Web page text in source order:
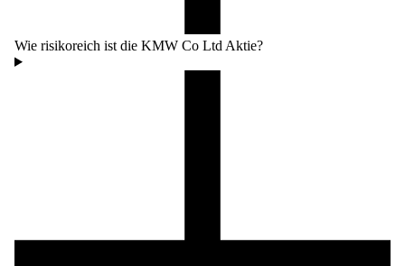
Wie risikoreich ist die KMW Co Ltd Aktie?